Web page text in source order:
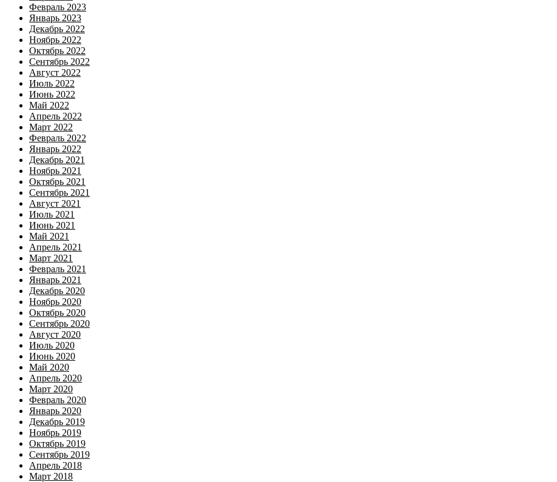
Февраль 2023
Январь 2023
Декабрь 2022
Ноябрь 2022
Октябрь 2022
Сентябрь 2022
Август 2022
Июль 2022
Июнь 2022
Май 2022
Апрель 2022
Март 2022
Февраль 2022
Январь 2022
Декабрь 2021
Ноябрь 2021
Октябрь 2021
Сентябрь 2021
Август 2021
Июль 2021
Июнь 2021
Май 2021
Апрель 2021
Март 2021
Февраль 2021
Январь 2021
Декабрь 2020
Ноябрь 2020
Октябрь 2020
Сентябрь 2020
Август 2020
Июль 2020
Июнь 2020
Май 2020
Апрель 2020
Март 2020
Февраль 2020
Январь 2020
Декабрь 2019
Ноябрь 2019
Октябрь 2019
Сентябрь 2019
Апрель 2018
Март 2018